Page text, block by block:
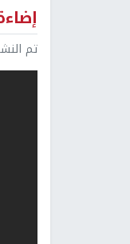
تم